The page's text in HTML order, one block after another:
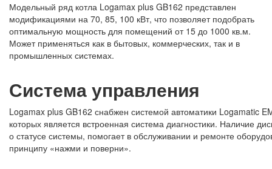
Модельный ряд котла Logamax plus GB162 представлен
модификациями на 70, 85, 100 кВт, что позволяет подобрать
оптимальную мощность для помещений от 15 до 1000 кв.м.
Может применяться как в бытовых, коммерческих, так и в
промышленных системах.
Система управления
Logamax plus GB162 снабжен системой автоматики Logamatic
которых является встроенная система диагностики.
о статусе системы, помогает в обслуживании и ремонте
принципу «нажми и поверни».